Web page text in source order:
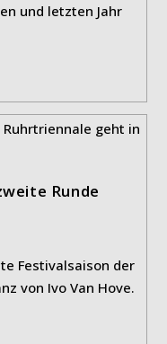
und letzten Jahr
Runde
Festivalsaison der
von Ivo Van Hove.